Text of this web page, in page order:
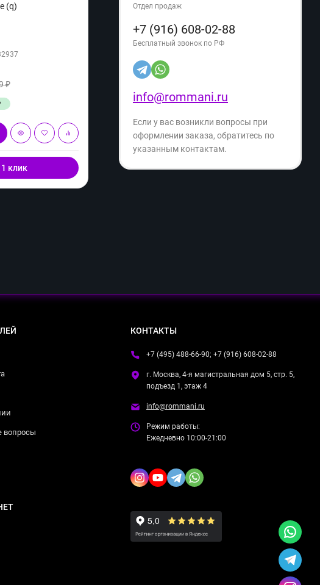
(q)
₽
клик
Расцветка:
12 849 ₽
Экономия5 450₽
В корзину
Купить в 1 клик
Отдел продаж
+7 (916) 608-02-88
Бесплатный звонок по РФ
info@rommani.ru
Если у вас возникли вопросы при
оформлении заказа, обратитесь по
указанным контактам.
вопросы
КОНТАКТЫ
+7 (495) 488-66-90; +7 (916) 608-02-88
г. Москва, 4-я магистральная дом 5, стр. 5,
подъезд 1, этаж 4
info@rommani.ru
Режим работы:
Ежедневно 10:00-21:00